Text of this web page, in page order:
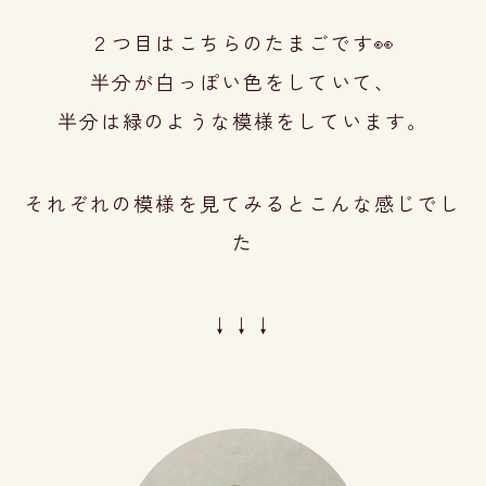
２つ目はこちらのたまごです👀
半分が白っぽい色をしていて、
半分は緑のよ うな模様をしています。
それぞれの模様を見てみるとこんな感じでし
た
↓↓↓